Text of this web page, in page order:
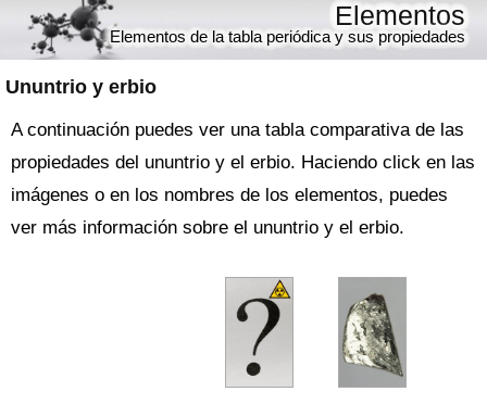
Ununtrio y erbio
Elementos
Elementos de la tabla periódica y sus propiedades
A continuación puedes ver una tabla comparativa de las
propiedades del ununtrio y el erbio. Haciendo click en las
imágenes o en los nombres de los elementos, puedes
ver más información sobre el ununtrio y el erbio.